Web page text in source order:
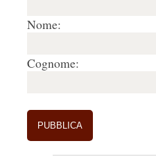
Nome:
Cognome: